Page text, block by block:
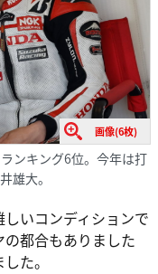
画像(6枚)
ンキング6位。今年は打
雄大。
いコンディションで
都合もありました
た。